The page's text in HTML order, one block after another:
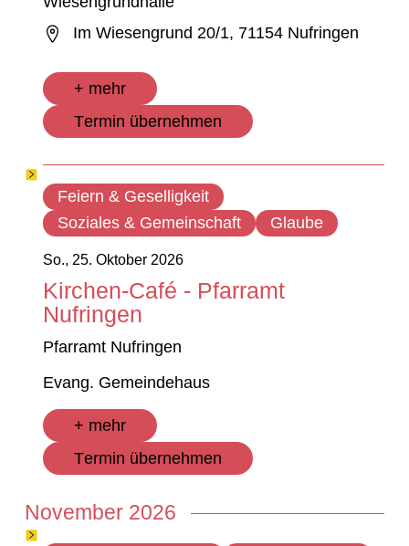
Im Wiesengrund 20/1, 71154 Nufringen
+ mehr
Termin übernehmen
So., 25. Oktober 2026
Kirchen-Café - Pfarramt
Nufringen
Pfarramt Nufringen
Evang. Gemeindehaus
+ mehr
Termin übernehmen
Feiern & Geselligkeit
Soziales & Gemeinschaft
Glaube
November 2026